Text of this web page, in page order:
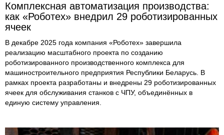
Комплексная автоматизация производства:
как «Роботех» внедрил 29 роботизированных
ячеек
В декабре 2025 года компания «Роботех» завершила
реализацию масштабного проекта по созданию
роботизированного производственного комплекса для
машиностроительного предприятия Республики Беларусь. В
рамках проекта разработаны и внедрены 29 роботизированных
ячеек для обслуживания станков с ЧПУ, объединённых в
единую систему управления.